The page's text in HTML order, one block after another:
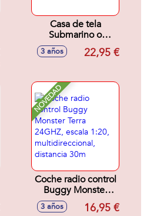
Casa de tela
Submarino o
Unicornio
104x70x95cm -
3 años 22,95 €
NOVEDAD
Coche radio control
Buggy Monster
Terra 24GHZ,
escala 1:20,
3 años 16,95 €